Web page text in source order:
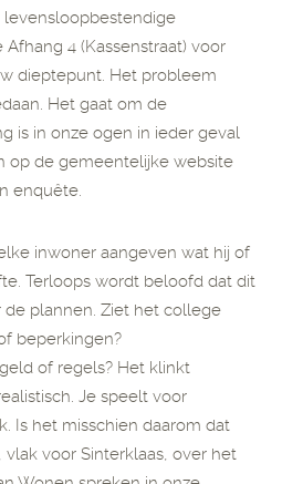
4 (Kassenstraat) voor
dieptepunt. Het probleem
Het gaat om de
is in onze ogen in ieder geval
op de gemeentelijke website
enquête.
inwoner aangeven wat hij of
Terloops wordt beloofd dat dit
plannen. Ziet het college
beperkingen?
of regels? Het klinkt
Je speelt voor
Is het misschien daarom dat
voor Sinterklaas, over het